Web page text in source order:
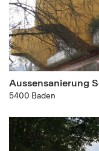
Aussensanierung
5400 Baden